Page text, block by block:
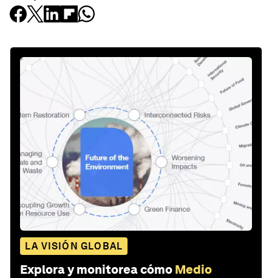
LA VISIÓN GLOBAL
Explora y monitorea cómo Medio